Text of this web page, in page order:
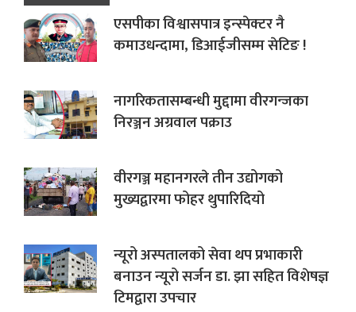
एसपीका विश्वासपात्र इन्स्पेक्टर नै
कमाउधन्दामा, डिआईजीसम्म सेटिङ !
नागरिकतासम्बन्धी मुद्दामा वीरगन्जका
निरञ्जन अग्रवाल पक्राउ
वीरगञ्ज महानगरले तीन उद्योगको
मुख्यद्वारमा फोहर थुपारिदियो
न्यूरो अस्पतालको सेवा थप प्रभाकारी
बनाउन न्यूरो सर्जन डा. झा सहित विशेषज्ञ
टिमद्वारा उपचार